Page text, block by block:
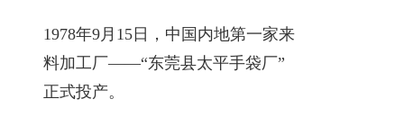
1978年9月15日，中国内地第一家来
料加工厂——“东莞县太平手袋厂”
正式投产。